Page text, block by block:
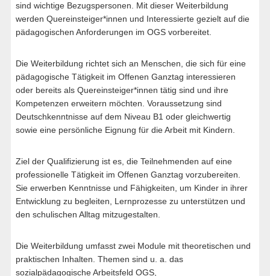
sind wichtige Bezugspersonen. Mit dieser Weiterbildung
werden Quereinsteiger*innen und Interessierte gezielt auf die
pädagogischen Anforderungen im OGS vorbereitet.
Die Weiterbildung richtet sich an Menschen, die sich für eine
pädagogische Tätigkeit im Offenen Ganztag interessieren
oder bereits als Quereinsteiger*innen tätig sind und ihre
Kompetenzen erweitern möchten. Voraussetzung sind
Deutschkenntnisse auf dem Niveau B1 oder gleichwertig
sowie eine persönliche Eignung für die Arbeit mit Kindern.
Ziel der Qualifizierung ist es, die Teilnehmenden auf eine
professionelle Tätigkeit im Offenen Ganztag vorzubereiten.
Sie erwerben Kenntnisse und Fähigkeiten, um Kinder in ihrer
Entwicklung zu begleiten, Lernprozesse zu unterstützen und
den schulischen Alltag mitzugestalten.
Die Weiterbildung umfasst zwei Module mit theoretischen und
praktischen Inhalten. Themen sind u. a. das
sozialpädagogische Arbeitsfeld OGS,